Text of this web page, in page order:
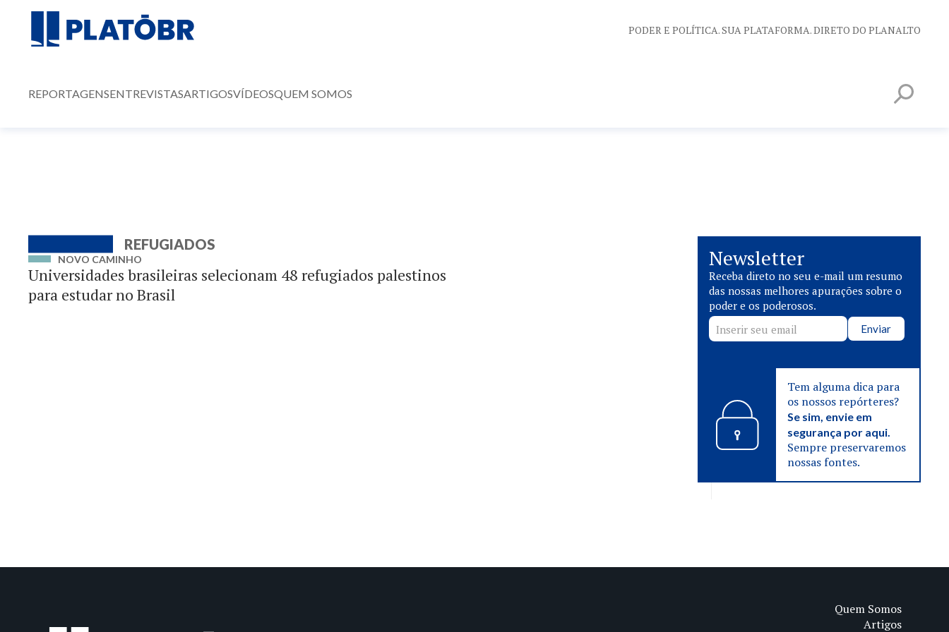
PODER E POLÍTICA. SUA PLATAFORMA. DIRETO DO PLANALTO
REPORTAGENSENTREVISTASARTIGOSVÍDEOSQUEM SOMOS
REFUGIADOS
NOVO CAMINHO
Universidades brasileiras selecionam 48 refugiados palestinos
para estudar no Brasil
Newsletter
Receba direto no seu e-mail um resumo
das nossas melhores apurações sobre o
poder e os poderosos.
Enviar
Tem alguma dica para
os nossos repórteres?
Se sim, envie em
segurança por aqui.
Sempre preservaremos
nossas fontes.
Quem Somos
Artigos